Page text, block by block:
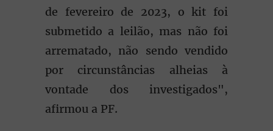
de fevereiro de 2023, o kit foi
submetido a leilão, mas não foi
arrematado, não sendo vendido
por circunstâncias alheias à
vontade dos investigados",
afirmou a PF.